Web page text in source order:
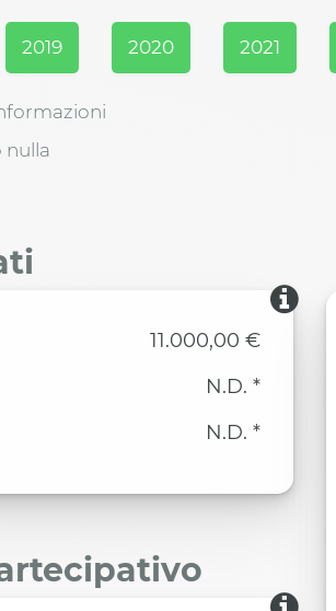
2019 2020 2021
nulla
11.000,00 €
N.D. *
N.D. *